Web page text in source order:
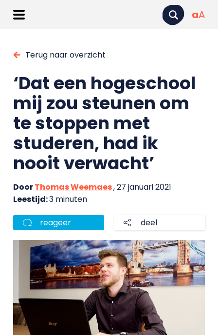
aA
Terug naar overzicht
‘Dat een hogeschool
mij zou steunen om
te stoppen met
studeren, had ik
nooit verwacht’
DoorThomas Weemaes, 27 januari 2021
Leestijd:3 minuten
reageer deel